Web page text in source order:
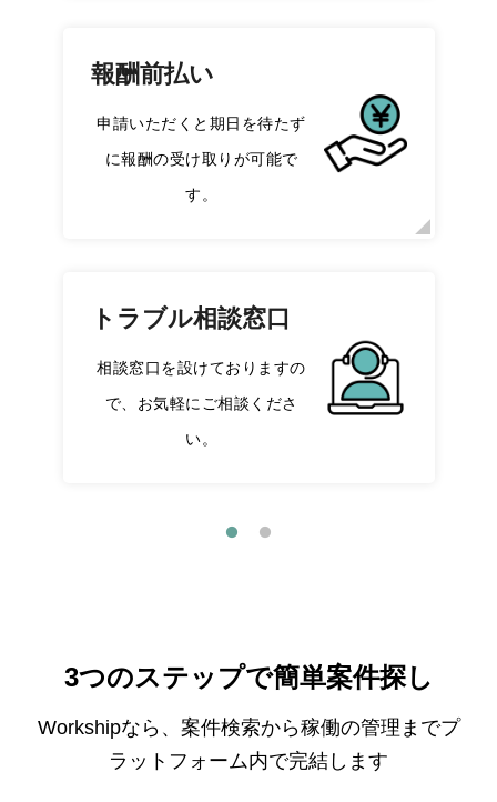
報酬前払い
申請いただくと期日を待たず
に報酬の受け取りが可能で
す。
トラブル相談窓口
相談窓口を設けておりますの
で、お気軽にご相談くださ
い。
3つのステップで簡単案件探し
Workshipなら、案件検索から稼働の管理までプ
ラットフォーム内で完結します